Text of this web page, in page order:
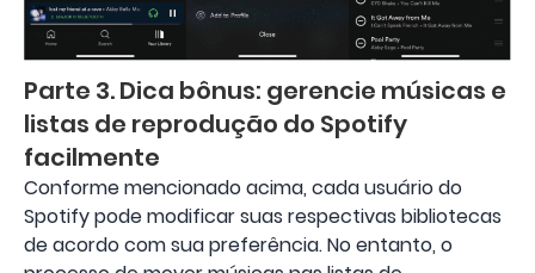
Parte 3. Dica bônus: gerencie músicas e
listas de reprodução do Spotify
facilmente
Conforme mencionado acima, cada usuário do
Spotify pode modificar suas respectivas bibliotecas
de acordo com sua preferência. No entanto, o